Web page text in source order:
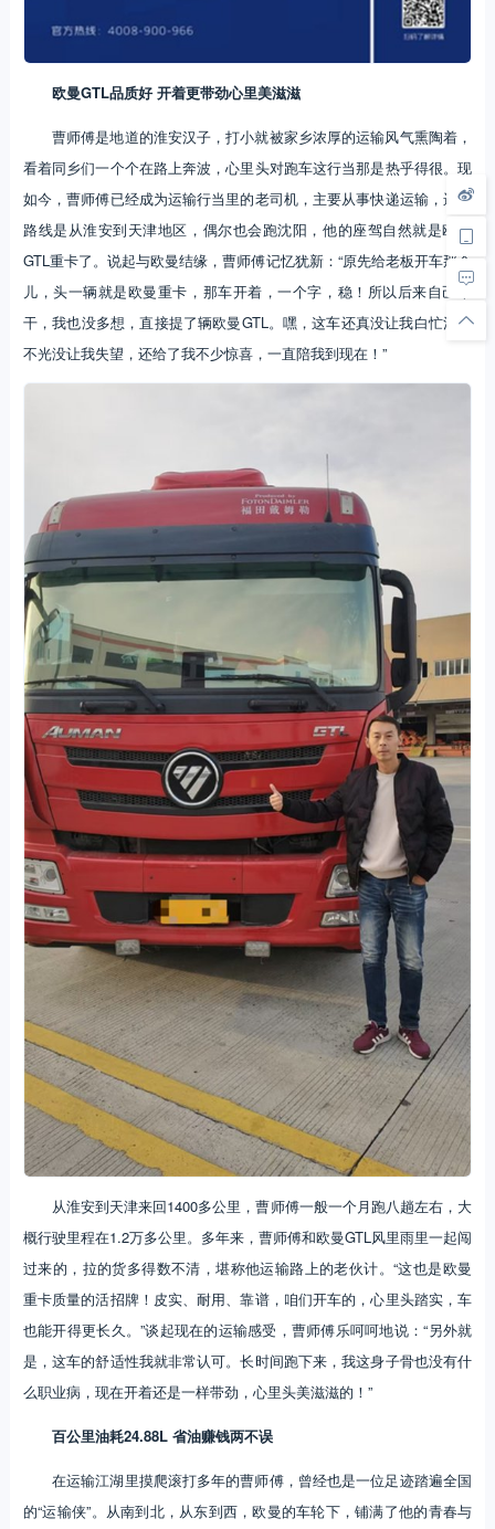
欧曼GTL品质好 开着更带劲心里美滋滋
曹师傅是地道的淮安汉子，打小就被家乡浓厚的运输风气熏陶着，
看着同乡们一个个在路上奔波，心里头对跑车这行当那是热乎得很。现
如今，曹师傅已经成为运输行当里的老司机，主要从事快递运输，运输
路线是从淮安到天津地区，偶尔也会跑沈阳，他的座驾自然就是欧曼
GTL重卡了。说起与欧曼结缘，曹师傅记忆犹新：“原先给老板开车那会
儿，头一辆就是欧曼重卡，那车开着，一个字，稳！所以后来自己单
干，我也没多想，直接提了辆欧曼GTL。嘿，这车还真没让我白忙活，
不光没让我失望，还给了我不少惊喜，一直陪我到现在！”
从淮安到天津来回1400多公里，曹师傅一般一个月跑八趟左右，大
概行驶里程在1.2万多公里。多年来，曹师傅和欧曼GTL风里雨里一起闯
过来的，拉的货多得数不清，堪称他运输路上的老伙计。“这也是欧曼
重卡质量的活招牌！皮实、耐用、靠谱，咱们开车的，心里头踏实，车
也能开得更长久。”谈起现在的运输感受，曹师傅乐呵呵地说：“另外就
是，这车的舒适性我就非常认可。长时间跑下来，我这身子骨也没有什
么职业病，现在开着还是一样带劲，心里头美滋滋的！”
百公里油耗24.88L 省油赚钱两不误
在运输江湖里摸爬滚打多年的曹师傅，曾经也是一位足迹踏遍全国
的“运输侠”。从南到北，从东到西，欧曼的车轮下，铺满了他的青春与